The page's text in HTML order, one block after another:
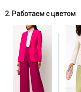
2. Работаем с цветом